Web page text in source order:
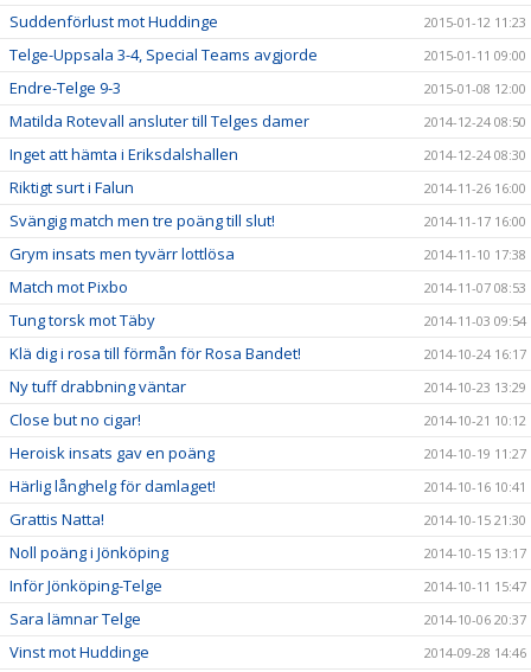
Suddenförlust mot Huddinge 2015-01-12 11:23
Telge-Uppsala 3-4, Special Teams avgjorde 2015-01-11 09:00
Endre-Telge 9-3 2015-01-08 12:00
Matilda Rotevall ansluter till Telges damer 2014-12-24 08:50
Inget att hämta i Eriksdalshallen 2014-12-24 08:30
Riktigt surt i Falun 2014-11-26 16:00
Svängig match men tre poäng till slut! 2014-11-17 16:00
Grym insats men tyvärr lottlösa 2014-11-10 17:38
Match mot Pixbo 2014-11-07 08:53
Tung torsk mot Täby 2014-11-03 09:54
Klä dig i rosa till förmån för Rosa Bandet! 2014-10-24 16:17
Ny tuff drabbning väntar 2014-10-23 13:29
Close but no cigar! 2014-10-21 10:12
Heroisk insats gav en poäng 2014-10-19 11:27
Härlig långhelg för damlaget! 2014-10-16 10:41
Grattis Natta! 2014-10-15 21:30
Noll poäng i Jönköping 2014-10-15 13:17
Inför Jönköping-Telge 2014-10-11 15:47
Sara lämnar Telge 2014-10-06 20:37
Vinst mot Huddinge 2014-09-28 14:46